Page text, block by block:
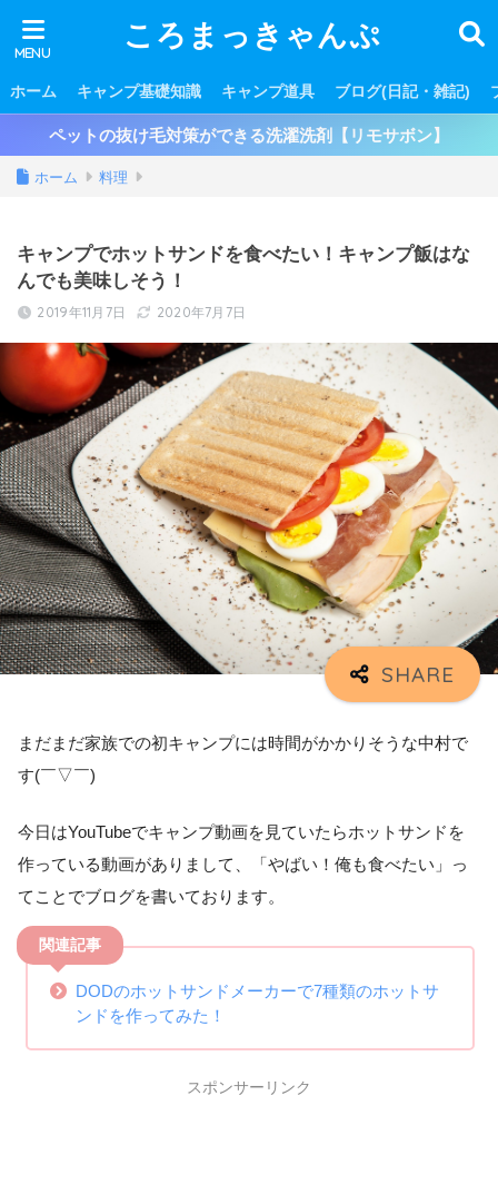
ころまっきゃんぷ
ホーム キャンプ基礎知識 キャンプ道具 ブログ(日記・雑記)
ペットの抜け毛対策ができる洗濯洗剤【リモサボン】
ホーム 料理
キャンプでホットサンドを食べたい！キャンプ飯はな
んでも美味しそう！
2019年11月7日 2020年7月7日
まだまだ家族での初キャンプには時間がかかりそうな中村で
す(￣▽￣)
今日はYouTubeでキャンプ動画を見ていたらホットサンドを
作っている動画がありまして、「やばい！俺も食べたい」っ
てことでブログを書いております。
関連記事
DODのホットサンドメーカーで7種類のホットサ
ンドを作ってみた！
スポンサーリンク